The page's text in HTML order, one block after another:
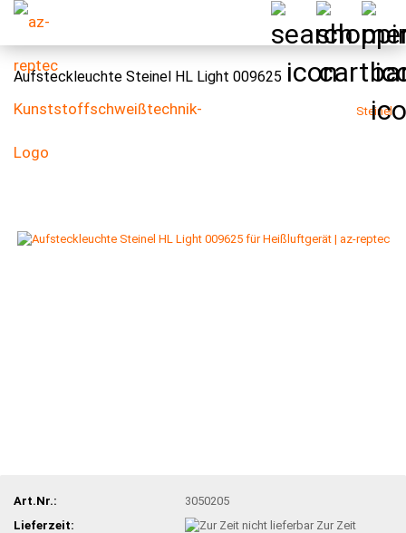
Aufsteckleuchte Steinel HL Light 009625
Steinel
Art.Nr.:
3050205
Lieferzeit:
Zur Zeit